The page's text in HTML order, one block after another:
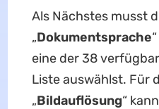
Als Nächstes musst
„Dokumentsprache
eine der 38
Liste auswählst. Für
„Bildauflösung“